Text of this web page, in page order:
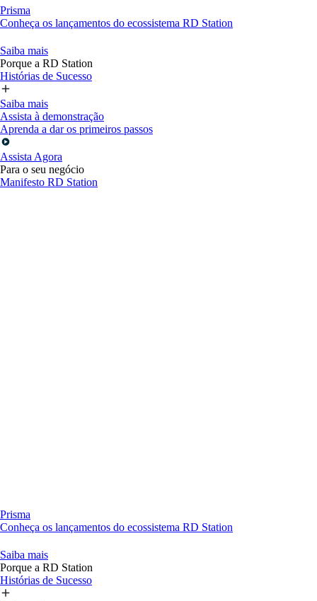
Prisma
Conheça os lançamentos do ecossistema RD Station
Saiba mais
Porque a RD Station
Histórias de Sucesso
Saiba mais
Assista à demonstração
Aprenda a dar os primeiros passos
Assista Agora
Para o seu negócio
Manifesto RD Station
Prisma
Conheça os lançamentos do ecossistema RD Station
Saiba mais
Porque a RD Station
Histórias de Sucesso